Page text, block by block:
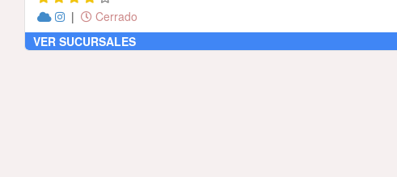
|
Cerrado
VER SUCURSALES